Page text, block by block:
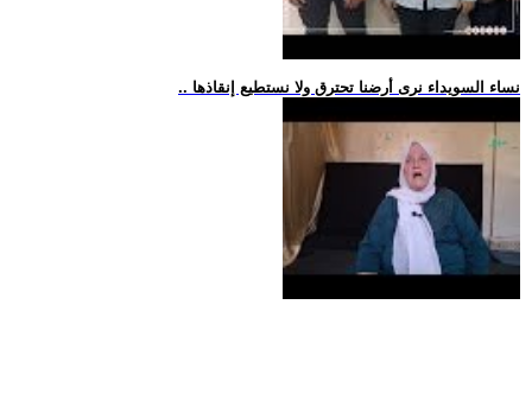
.. نساء السويداء نرى أرضنا تحترق ولا نستطيع إنقاذها